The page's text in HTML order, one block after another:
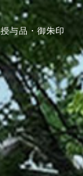
授与品・御朱印